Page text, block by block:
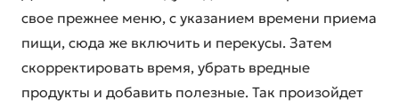
свое прежнее меню, с указанием времени приема
пищи, сюда же включить и перекусы. Затем
скорректировать время, убрать вредные
продукты и добавить полезные. Так произойдет